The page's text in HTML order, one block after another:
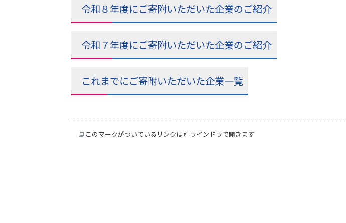
令和８年度にご寄附いただいた企業のご紹介
令和７年度にご寄附いただいた企業のご紹介
これまでにご寄附いただいた企業一覧
このマークがついているリンクは別ウインドウで開きます